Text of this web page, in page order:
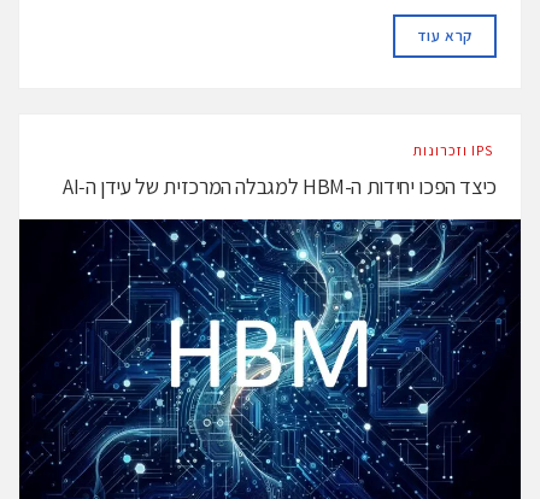
קרא עודDETAILS
כיצד הפכו יחידות ה-HBM למגבלה המרכזית של עידן ה‑AI